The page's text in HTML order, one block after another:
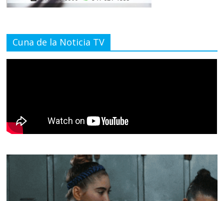
Cuna de la Noticia TV